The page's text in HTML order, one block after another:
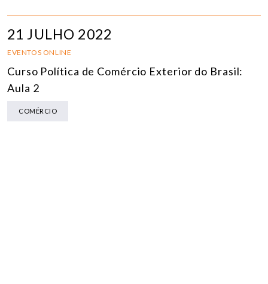
21 JULHO 2022
EVENTOS ONLINE
Curso Política de Comércio Exterior do Brasil:
Aula 2
COMÉRCIO